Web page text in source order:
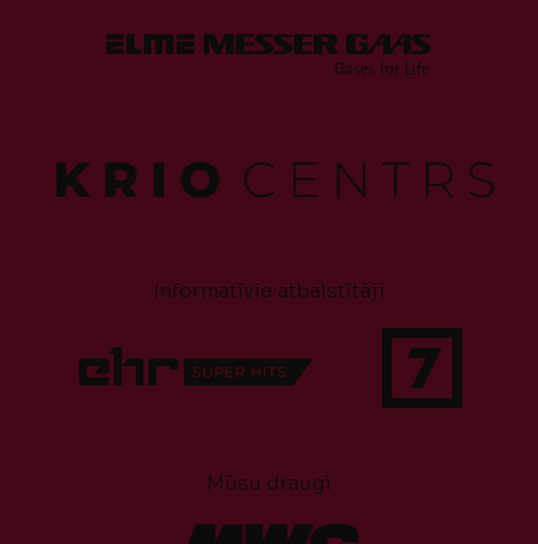
Informatīvie atbalstītāji
Mūsu draugi